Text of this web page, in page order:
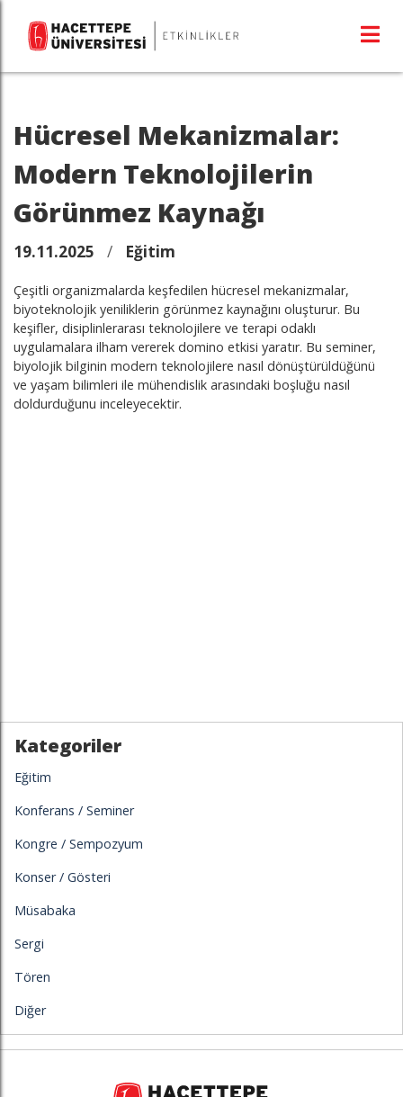
Hücresel Mekanizmalar:
Modern Teknolojilerin
Görünmez Kaynağı
19.11.2025 / Eğitim
Çeşitli organizmalarda keşfedilen hücresel mekanizmalar,
biyoteknolojik yeniliklerin görünmez kaynağını oluşturur. Bu
keşifler, disiplinlerarası teknolojilere ve terapi odaklı
uygulamalara ilham vererek domino etkisi yaratır. Bu seminer,
biyolojik bilginin modern teknolojilere nasıl dönüştürüldüğünü
ve yaşam bilimleri ile mühendislik arasındaki boşluğu nasıl
doldurduğunu inceleyecektir.
Kategoriler
Eğitim
Konferans / Seminer
Kongre / Sempozyum
Konser / Gösteri
Müsabaka
Sergi
Tören
Diğer